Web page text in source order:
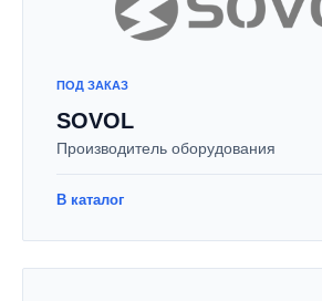
ПОД ЗАКАЗ
SOVOL
Производитель оборудования
В каталог